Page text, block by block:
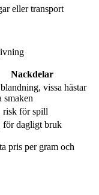
eller transport
Nackdelar
vissa hästar
smaken
risk för spill
för dagligt bruk
pris per gram och